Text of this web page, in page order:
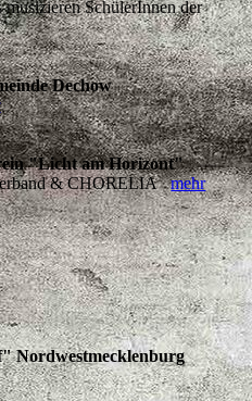
SchülerInnen der
Dechow
"Licht am Horizont"
& CHORELIAmehr
Nordwestmecklenburg